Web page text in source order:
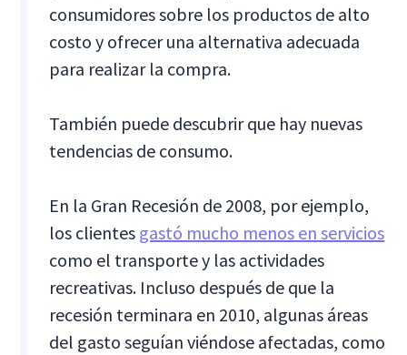
consumidores sobre los productos de alto
costo y ofrecer una alternativa adecuada
para realizar la compra.
También puede descubrir que hay nuevas
tendencias de consumo.
En la Gran Recesión de 2008, por ejemplo,
los clientes gastó mucho menos en servicios
como el transporte y las actividades
recreativas. Incluso después de que la
recesión terminara en 2010, algunas áreas
del gasto seguían viéndose afectadas, como